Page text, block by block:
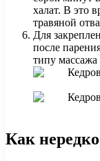
халат. В это
травяной
Для
после
типу
Как